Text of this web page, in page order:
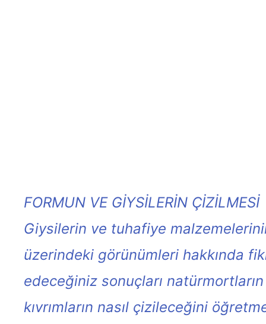
FORMUN VE GİYSİLERİN ÇİZİLMESİ
Giysilerin ve tuhafiye
üzerindeki görünümleri hakkında
edeceğiniz sonuçları
kıvrımların nasıl çizileceğini